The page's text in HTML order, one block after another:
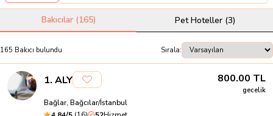
Bakıcılar (165) Pet Hoteller (3)
165 Bakıcı bulundu Sırala:
1. ALY 800.00 TL
gecelik
Bağlar, Bağcılar/İstanbul